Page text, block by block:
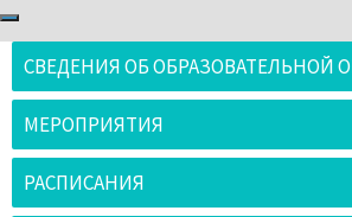
СВЕДЕНИЯ ОБ ОБРАЗОВАТЕЛЬНОЙ
МЕРОПРИЯТИЯ
РАСПИСАНИЯ